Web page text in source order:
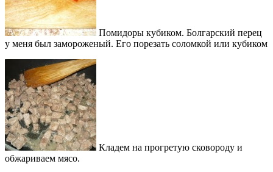
Помидоры кубиком. Болгарский перец
у меня был замороженый. Его порезать соломкой или кубиком
Кладем на прогретую сковороду и
обжариваем мясо.